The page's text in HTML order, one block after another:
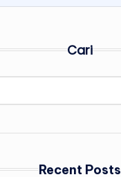
Cari
Recent Posts